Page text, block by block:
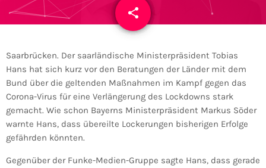
share
email
Saarbrücken. Der saarländische Ministerpräsident Tobias
Hans hat sich kurz vor den Beratungen der Länder mit dem
Bund über die geltenden Maßnahmen im Kampf gegen das
Corona-Virus für eine Verlängerung des Lockdowns stark
gemacht. Wie schon Bayerns Ministerpräsident Markus Söder
warnte Hans, dass übereilte Lockerungen bisherigen Erfolge
gefährden könnten.
Gegenüber der Funke-Medien-Gruppe sagte Hans, dass gerade